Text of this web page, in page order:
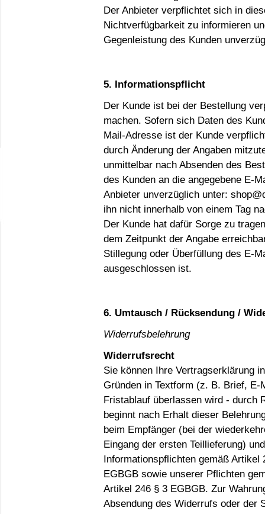
Der Anbieter verpflichtet sich in
Nichtverfügbarkeit zu informieren
Gegenleistung des Kunden
5. Informationspflicht
Der Kunde ist bei der Bestellung
machen. Sofern sich Daten des
Mail-Adresse ist der Kunde
durch Änderung der Angaben
unmittelbar nach Absenden des
des Kunden an die angegebene E-
Anbieter unverzüglich unter:
ihn nicht innerhalb von einem Tag
Der Kunde hat dafür Sorge zu
dem Zeitpunkt der Angabe
Stillegung oder Überfüllung des E-
ausgeschlossen ist.
6. Umtausch / Rücksendung /
Widerrufsbelehrung
Widerrufsrecht
Sie können Ihre Vertragserklärung
Gründen in Textform (z. B. Brief,
Fristablauf überlassen wird - durch
beginnt nach Erhalt dieser
beim Empfänger (bei der
Eingang der ersten Teillieferung)
Informationspflichten gemäß Artikel
EGBGB sowie unserer Pflichten
Artikel 246 § 3 EGBGB. Zur
Absendung des Widerrufs oder der